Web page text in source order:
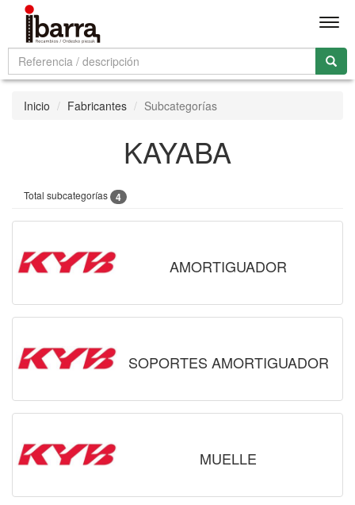
Inicio Fabricantes Subcategorías
KAYABA
Total subcategorías 4
AMORTIGUADOR
SOPORTES AMORTIGUADOR
MUELLE